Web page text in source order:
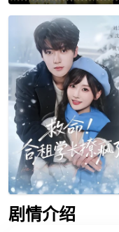
剧情介绍